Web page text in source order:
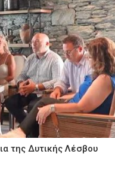
της Δυτικής Λέσβου